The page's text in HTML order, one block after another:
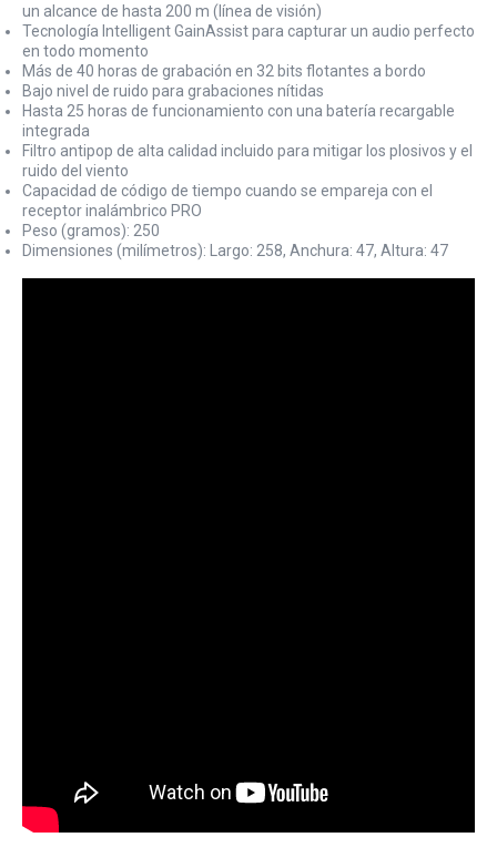
un alcance de hasta 200 m (línea de visión)
Tecnología Intelligent GainAssist para capturar un audio perfecto
en todo momento
Más de 40 horas de grabación en 32 bits flotantes a bordo
Bajo nivel de ruido para grabaciones nítidas
Hasta 25 horas de funcionamiento con una batería recargable
integrada
Filtro antipop de alta calidad incluido para mitigar los plosivos y el
ruido del viento
Capacidad de código de tiempo cuando se empareja con el
receptor inalámbrico PRO
Peso (gramos): 250
Dimensiones (milímetros): Largo: 258, Anchura: 47, Altura: 47